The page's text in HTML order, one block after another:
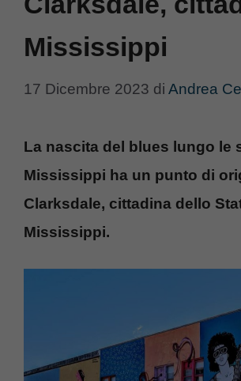
Mississippi
17 Dicembre 2023 di Andrea
La nascita del blues lungo le
Mississippi ha un punto di
Clarksdale, cittadina dello
Mississippi.